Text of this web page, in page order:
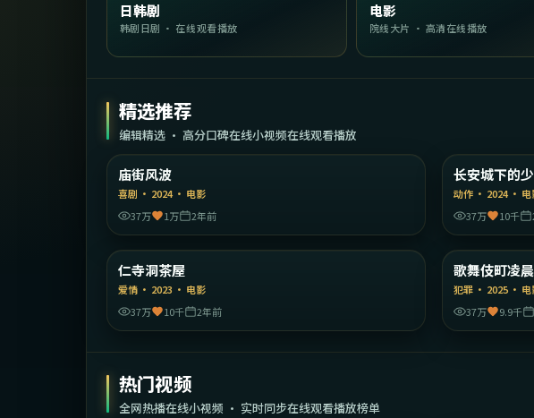
日韩剧
韩剧日剧 · 在线观看播放
电影
院线大片 · 高清在线播放
精选推荐
编辑精选 · 高分口碑在线小视频在线观看播放
精选
庙街风波
喜剧 · 2024· 电影
37万
1万 2年前
精选
长安城下的
动作· 2024· 电
37万
10千
精选
仁寺洞茶屋
爱情· 2023 · 电影
37万
10千 2年前
精选
歌舞伎町凌
犯罪· 2025· 电
37万
9.9千
热门视频
全网热播在线小视频 · 实时同步在线观看播放榜单1:43:11